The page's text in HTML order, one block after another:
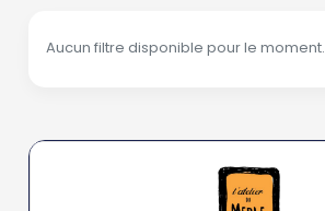
Aucun filtre disponible pour le moment.